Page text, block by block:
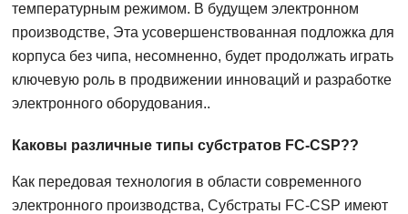
температурным режимом. В будущем электронном
производстве, Эта усовершенствованная подложка для
корпуса без чипа, несомненно, будет продолжать играть
ключевую роль в продвижении инноваций и разработке
электронного оборудования..
Каковы различные типы субстратов FC-CSP??
Как передовая технология в области современного
электронного производства, Субстраты FC-CSP имеют